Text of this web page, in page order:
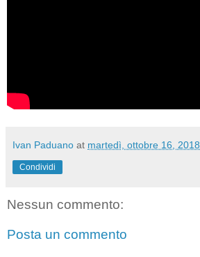
Ivan Paduano at martedì, ottobre 16, 2018
Condividi
Nessun commento:
Posta un commento